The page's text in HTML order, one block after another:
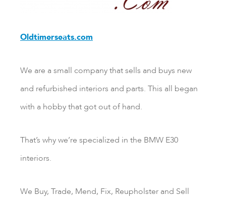
Oldtimerseats.com
We are a small company that sells and buys new
and refurbished interiors and parts. This all began
with a hobby that got out of hand.
That’s why we’re specialized in the BMW E30
interiors.
We Buy, Trade, Mend, Fix, Reupholster and Sell